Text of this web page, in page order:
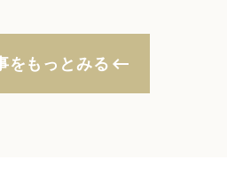
をもっとみる keyboard_backspace